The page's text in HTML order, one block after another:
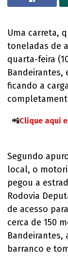
Uma carreta,
toneladas de
quarta-feira
Bandeirantes,
ficando a
📲Clique aqui
Segundo
local, o
pegou a
Rodovia
de acesso
cerca de 150
Bandeirantes,
barranco e